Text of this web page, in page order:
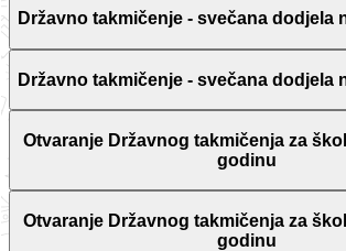
Državno takmičenje - svečana dodjela
Državno takmičenje - svečana dodjela
Otvaranje Državnog takmičenja za
godinu
Otvaranje Državnog takmičenja za
godinu